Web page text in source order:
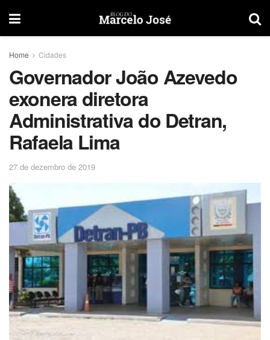
Home Cidades
Governador João Azevedo
exonera diretora
Administrativa do Detran,
Rafaela Lima
27 de dezembro de 2019